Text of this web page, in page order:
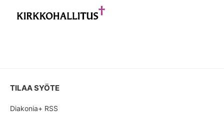
TILAA SYÖTE
Diakonia+ RSS